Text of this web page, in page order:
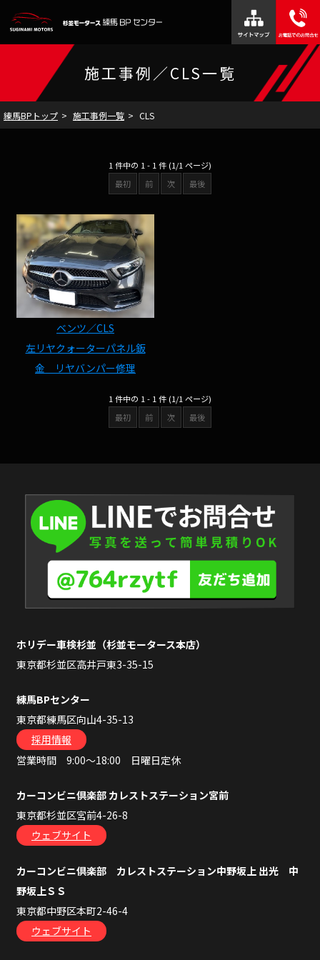
施工事例／CLS一覧
練馬BPトップ 施工事例一覧 CLS
1 件中の 1 - 1 件 (1/1 ページ)
最初
前 次 最後
ベンツ／CLS
左リヤクォーターパネル鈑
金 リヤバンパー修理
1 件中の 1 - 1 件 (1/1 ページ)
最初
前 次 最後
ホリデー車検杉並（杉並モータース本店）
東京都杉並区高井戸東3-35-15
練馬BPセンター
東京都練馬区向山4-35-13
採用情報
営業時間 9:00～18:00 日曜日定休
カーコンビニ倶楽部 カレストステーション宮前
東京都杉並区宮前4-26-8
ウェブサイト
カーコンビニ倶楽部 カレストステーション中野坂上 出光 中
野坂上ＳＳ
東京都中野区本町2-46-4
ウェブサイト